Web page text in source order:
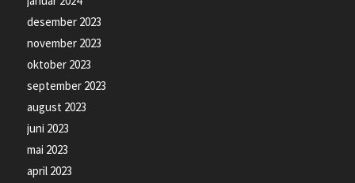
desember 2023
november 2023
oktober 2023
september 2023
august 2023
juni 2023
mai 2023
april 2023